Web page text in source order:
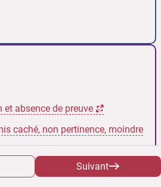
et absence de preuve
caché, non pertinence, moindre
et autres mensonges
Suivant